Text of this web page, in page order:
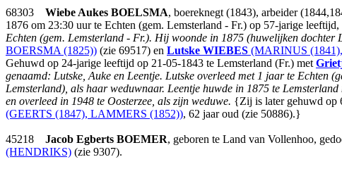
68303 Wiebe Aukes BOELSMA, boereknegt (1843), arbeider
1876 om 23:30 uur te Echten (gem. Lemsterland - Fr.) op 57-jarige leeftijd,
Echten (gem. Lemsterland - Fr.). Hij woonde in 1875 (huwelijken dochter
BOERSMA (1825)) (zie 69517) en Lutske WIEBES (MARINUS
Gehuwd op 24-jarige leeftijd op 21-05-1843 te Lemsterland (Fr.) met
genaamd: Lutske, Auke en Leentje. Lutske overleed met 1 jaar te Echten
Lemsterland), als haar weduwnaar. Leentje huwde in 1875 te
en overleed in 1948 te Oosterzee, als zijn weduwe. {Zij is later gehuwd op
(GEERTS (1847), LAMMERS (1852)), 62 jaar oud (zie 50886).}
45218 Jacob Egberts BOEMER, geboren te Land van Vollenhoo,
(HENDRIKS) (zie 9307).